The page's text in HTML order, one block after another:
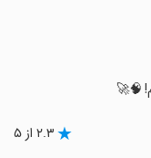
🧠🚀
۲.۳ از ۵